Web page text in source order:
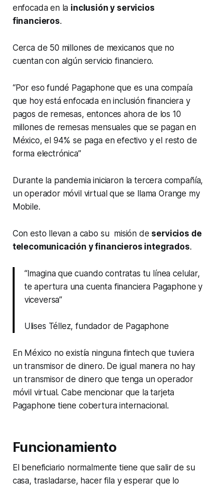
enfocada en la inclusión y servicios
financieros.
Cerca de 50 millones de mexicanos que no
cuentan con algún servicio financiero.
“Por eso fundé Pagaphone que es una compaía
que hoy está enfocada en inclusión financiera y
pagos de remesas, entonces ahora de los 10
millones de remesas mensuales que se pagan en
México, el 94% se paga en efectivo y el resto de
forma electrónica”
Durante la pandemia iniciaron la tercera compañía,
un operador móvil virtual que se llama Orange my
Mobile.
Con esto llevan a cabo su misión de servicios de
telecomunicación y financieros integrados.
“Imagina que cuando contratas tu línea celular,
te apertura una cuenta financiera Pagaphone y
viceversa”
Ulises Téllez, fundador de Pagaphone
En México no existía ninguna fintech que tuviera
un transmisor de dinero. De igual manera no hay
un transmisor de dinero que tenga un operador
móvil virtual. Cabe mencionar que la tarjeta
Pagaphone tiene cobertura internacional.
Funcionamiento
El beneficiario normalmente tiene que salir de su
casa, trasladarse, hacer fila y esperar que lo